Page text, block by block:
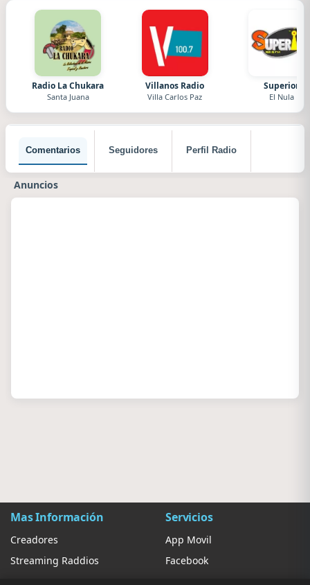
Radio La Chukara
Santa Juana
Villanos Radio
Villa Carlos Paz
Superior
El Nula
Comentarios Seguidores Perfil Radio
Anuncios
Mas Información
Creadores
Streaming Raddios
Servicios
App Movil
Facebook